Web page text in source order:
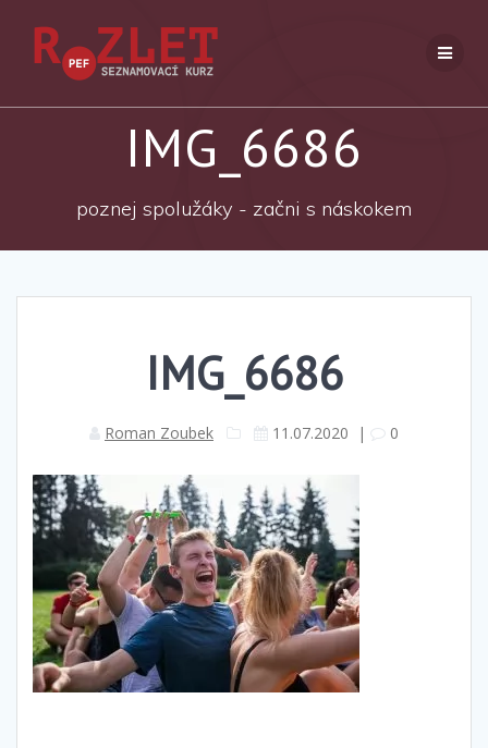
IMG_6686
poznej spolužáky - začni s náskokem
IMG_6686
Roman Zoubek 11.07.2020 | 0